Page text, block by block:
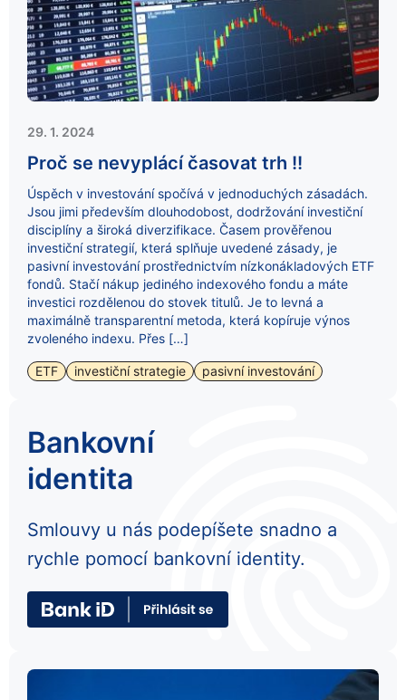
29. 1. 2024
Proč se nevyplácí časovat trh !!
Úspěch v investování spočívá v jednoduchých zásadách.
Jsou jimi především dlouhodobost, dodržování investiční
disciplíny a široká diverzifikace. Časem prověřenou
investiční strategií, která splňuje uvedené zásady, je
pasivní investování prostřednictvím nízkonákladových ETF
fondů. Stačí nákup jediného indexového fondu a máte
investici rozdělenou do stovek titulů. Je to levná a
maximálně transparentní metoda, která kopíruje výnos
zvoleného indexu. Přes […]
ETF investiční strategie pasivní investování
Bankovní
identita
Smlouvy u nás podepíšete snadno a
rychle pomocí bankovní identity.